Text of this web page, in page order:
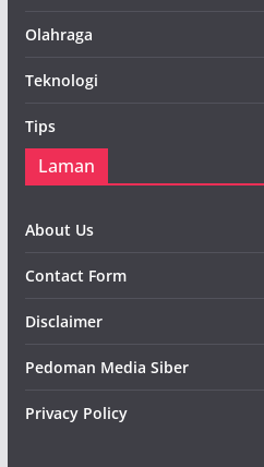
Olahraga
Teknologi
Tips
Laman
About Us
Contact Form
Disclaimer
Pedoman Media Siber
Privacy Policy